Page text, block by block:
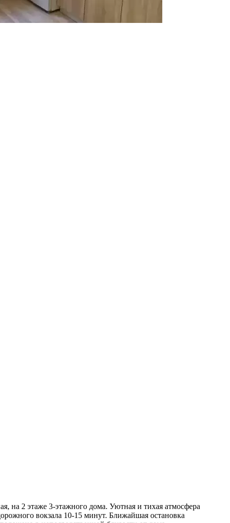
на 2 этаже 3-этажного дома. Уютная и тихая атмосфера
вокзала 10-15 минут. Ближайшая остановка